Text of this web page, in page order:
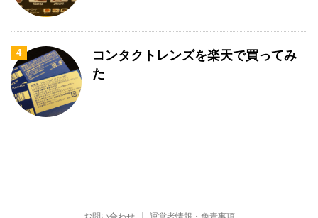
4
コンタクトレンズを楽天で買ってみ
た